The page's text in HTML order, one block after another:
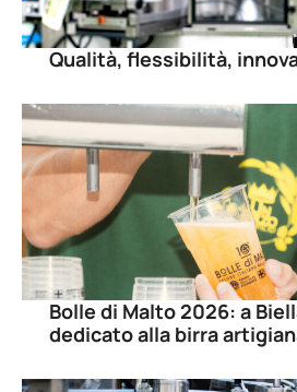
Qualità, flessibilità,
Bolle di Malto 2026: a
dedicato alla birra